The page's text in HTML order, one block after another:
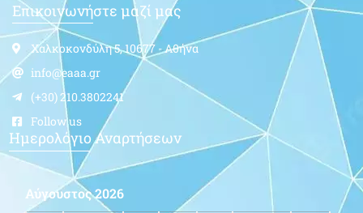
Επικοινωνήστε μαζί μας
Χαλκοκονδύλη 5, 10677 - Αθήνα
info@eaaa.gr
(+30) 210.3802241
Follow us
Ημερολόγιο Αναρτήσεων
Αύγουστος 2026